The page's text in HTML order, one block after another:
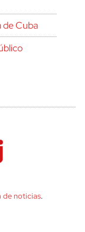
de Cuba
de noticias.